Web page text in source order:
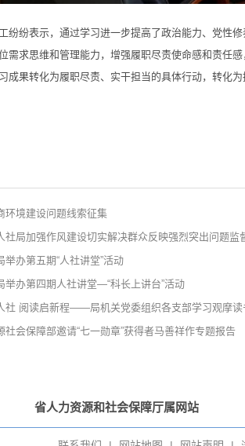
表示，通过学习进一步提高了政治能力、党性修
需求思维和管理能力，增强履职尽责使命感和责任
成果转化为履职尽责、实干担当的具体行动，转化
环境建设问题线索征集
社局加强作风建设切实解决群众反映强烈突出问题监
举办第五期“人社讲堂”活动
举办第四期人社讲堂—“科长上讲台”活动
社 阅读启新程——局机关党委组织各支部学习观摩读
社会保障部邀请“七一勋章”获得者马善祥作专题报告
省人力资源和社会保障厅属网站